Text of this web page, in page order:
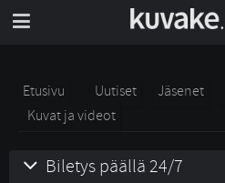
Etusivu Uutiset Jäsenet
Kuvat ja videot
Biletys päällä 24/7